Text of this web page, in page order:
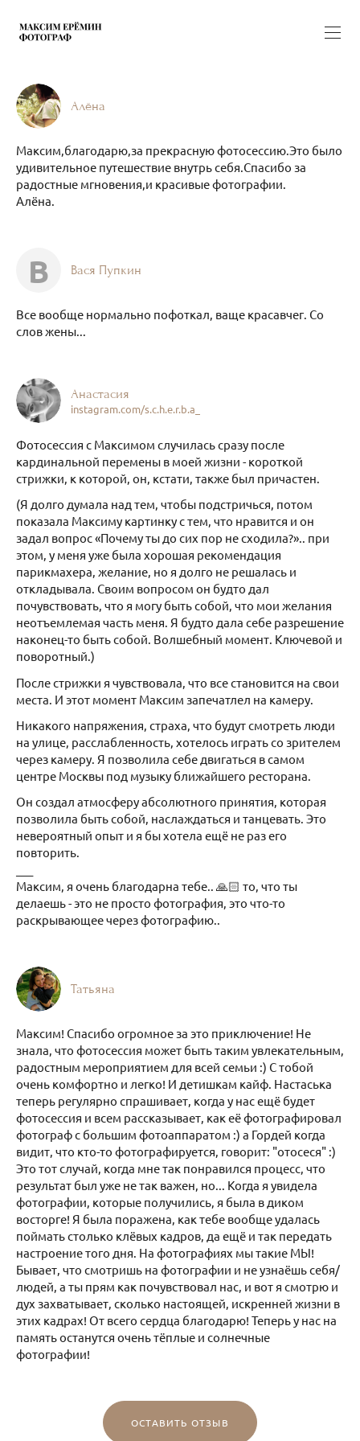
Алёна
Максим,благодарю,за прекрасную фотосессию.Это было
удивительное путешествие внутрь себя.Спасибо за
радостные мгновения,и красивые фотографии.
Алёна.
В Вася Пупкин
Все вообще нормально пофоткал, ваще красавчег. Со
слов жены...
Анастасия
instagram.com/s.c.h.e.r.b.a_
Фотосессия с Максимом случилась сразу после
кардинальной перемены в моей жизни - короткой
стрижки, к которой, он, кстати, также был причастен.
(Я долго думала над тем, чтобы подстричься, потом
показала Максиму картинку с тем, что нравится и он
задал вопрос «Почему ты до сих пор не сходила?».. при
этом, у меня уже была хорошая рекомендация
парикмахера, желание, но я долго не решалась и
откладывала. Своим вопросом он будто дал
почувствовать, что я могу быть собой, что мои желания
неотъемлемая часть меня. Я будто дала себе разрешение
наконец-то быть собой. Волшебный момент. Ключевой и
поворотный.)
После стрижки я чувствовала, что все становится на свои
места. И этот момент Максим запечатлел на камеру.
Никакого напряжения, страха, что будут смотреть люди
на улице, расслабленность, хотелось играть со зрителем
через камеру. Я позволила себе двигаться в самом
центре Москвы под музыку ближайшего ресторана.
Он создал атмосферу абсолютного принятия, которая
позволила быть собой, наслаждаться и танцевать. Это
невероятный опыт и я бы хотела ещё не раз его
повторить.
Максим, я очень благодарна тебе.. 🙏🏻 то, что ты
делаешь - это не просто фотография, это что-то
раскрывающее через фотографию..
Татьяна
Максим! Спасибо огромное за это приключение! Не
знала, что фотосессия может быть таким увлекательным,
радостным мероприятием для всей семьи :) С тобой
очень комфортно и легко! И детишкам кайф. Настаська
теперь регулярно спрашивает, когда у нас ещё будет
фотосессия и всем рассказывает, как её фотографировал
фотограф с большим фотоаппаратом :) а Гордей когда
видит, что кто-то фотографируется, говорит: "отосеся" :)
Это тот случай, когда мне так понравился процесс, что
результат был уже не так важен, но... Когда я увидела
фотографии, которые получились, я была в диком
восторге! Я была поражена, как тебе вообще удалась
поймать столько клёвых кадров, да ещё и так передать
настроение того дня. На фотографиях мы такие МЫ!
Бывает, что смотришь на фотографии и не узнаёшь себя/
людей, а ты прям как почувствовал нас, и вот я смотрю и
дух захватывает, сколько настоящей, искренней жизни в
этих кадрах! От всего сердца благодарю! Теперь у нас на
память останутся очень тёплые и солнечные
фотографии!
ОСТАВИТЬ ОТЗЫВ